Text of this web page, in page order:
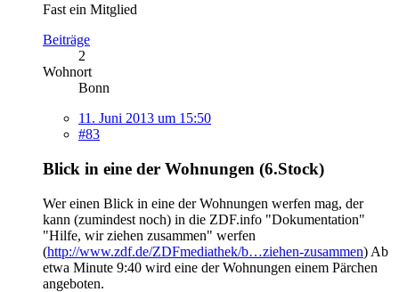
Fast ein Mitglied
Beiträge
2
Wohnort
Bonn
11. Juni 2013 um 15:50
#83
Blick in eine der Wohnungen (6.Stock)
Wer einen Blick in eine der Wohnungen werfen mag, der
kann (zumindest noch) in die ZDF.info "Dokumentation"
"Hilfe, wir ziehen zusammen" werfen
(http://www.zdf.de/ZDFmediathek/b…ziehen-zusammen) Ab
etwa Minute 9:40 wird eine der Wohnungen einem Pärchen
angeboten.